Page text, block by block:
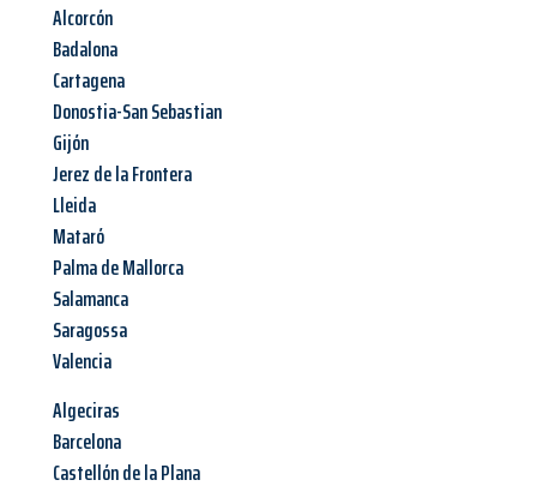
Alcorcón
Badalona
Cartagena
Donostia-San Sebastian
Gijón
Jerez de la Frontera
Lleida
Mataró
Palma de Mallorca
Salamanca
Saragossa
Valencia
Algeciras
Barcelona
Castellón de la Plana